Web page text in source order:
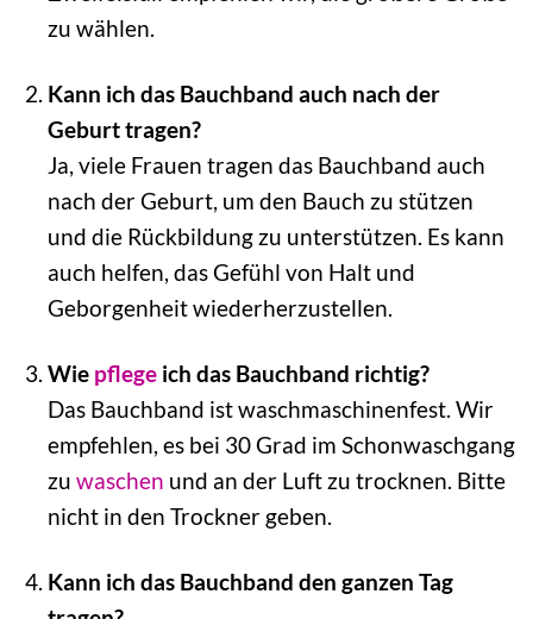
zu wählen.
Kann ich das Bauchband auch nach der
Geburt tragen?
Ja, viele Frauen tragen das Bauchband auch
nach der Geburt, um den Bauch zu stützen
und die Rückbildung zu unterstützen. Es kann
auch helfen, das Gefühl von Halt und
Geborgenheit wiederherzustellen.
Wie pflegeich das Bauchband richtig?
Das Bauchband ist waschmaschinenfest. Wir
empfehlen, es bei 30 Grad im Schonwaschgang
zu waschen und an der Luft zu trocknen. Bitte
nicht in den Trockner geben.
Kann ich das Bauchband den ganzen Tag